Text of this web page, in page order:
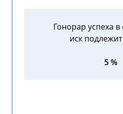
Гонорар успеха в
иск
5 %